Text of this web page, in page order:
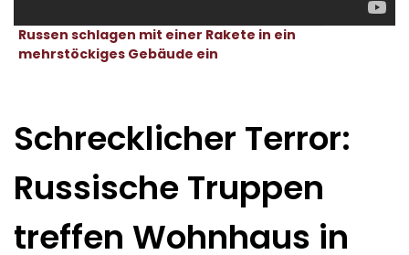
Russen schlagen mit einer Rakete in ein
mehrstöckiges Gebäude ein
Schrecklicher Terror:
Russische Truppen
treffen Wohnhaus in